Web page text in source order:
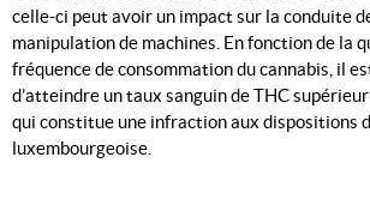
celle-ci peut avoir un impact sur la conduite
manipulation de machines. En fonction de la
fréquence de consommation du cannabis, il
d’atteindre un taux sanguin de THC
qui constitue une infraction aux dispositions
luxembourgeoise.